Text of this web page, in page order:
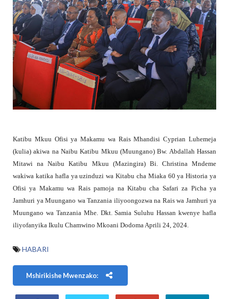
Katibu Mkuu Ofisi ya Makamu wa Rais Mhandisi Cyprian Luhemeja
(kulia) akiwa na Naibu Katibu Mkuu (Muungano) Bw. Abdallah Hassan
Mitawi na Naibu Katibu Mkuu (Mazingira) Bi. Christina Mndeme
wakiwa katika hafla ya uzinduzi wa Kitabu cha Miaka 60 ya Historia ya
Ofisi ya Makamu wa Rais pamoja na Kitabu cha Safari za Picha ya
Jamhuri ya Muungano wa Tanzania iliyoongozwa na Rais wa Jamhuri ya
Muungano wa Tanzania Mhe. Dkt. Samia Suluhu Hassan kwenye hafla
iliyofanyika Ikulu Chamwino Mkoani Dodoma Aprili 24, 2024.
HABARI
Mshirikishe Mwenzako: